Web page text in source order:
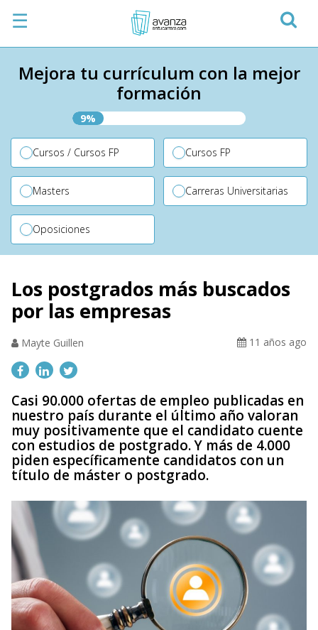
☰
Mejora tu currículum con la mejor
formación
9%
Cursos / Cursos FP Cursos FP
Masters Carreras Universitarias
Oposiciones
Los postgrados más buscados
por las empresas
Mayte Guillen 11 años ago
Casi 90.000 ofertas de empleo publicadas en
nuestro país durante el último año valoran
muy positivamente que el candidato cuente
con estudios de postgrado. Y más de 4.000
piden específicamente candidatos con un
título de máster o postgrado.